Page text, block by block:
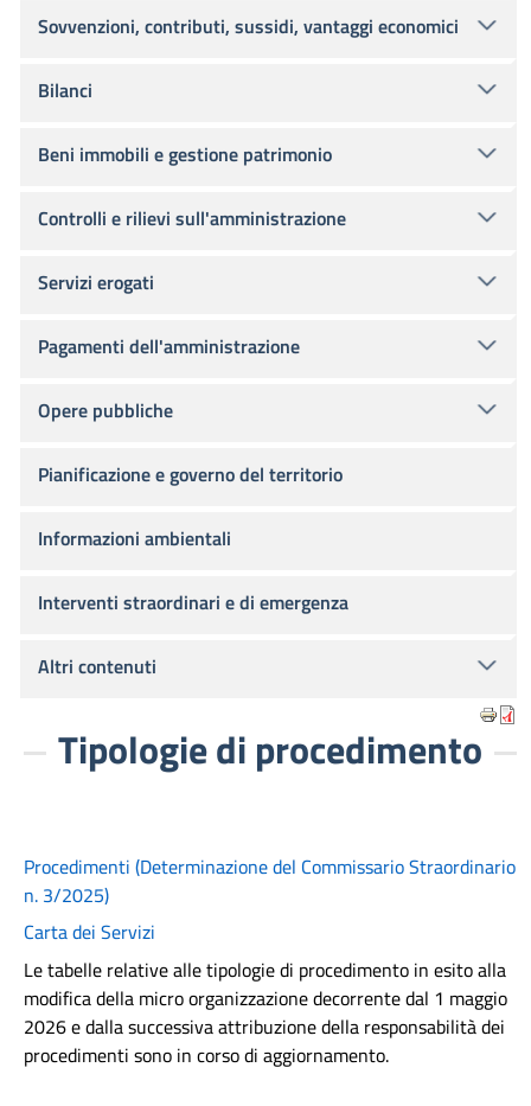
Sovvenzioni, contributi, sussidi, vantaggi economici
Bilanci
Beni immobili e gestione patrimonio
Controlli e rilievi sull'amministrazione
Servizi erogati
Pagamenti dell'amministrazione
Opere pubbliche
Pianificazione e governo del territorio
Informazioni ambientali
Interventi straordinari e di emergenza
Altri contenuti
Tipologie di procedimento
Procedimenti (Determinazione del Commissario Straordinario
n. 3/2025)
Carta dei Servizi
Le tabelle relative alle tipologie di procedimento in esito alla
modifica della micro organizzazione decorrente dal 1 maggio
2026 e dalla successiva attribuzione della responsabilità dei
procedimenti sono in corso di aggiornamento.